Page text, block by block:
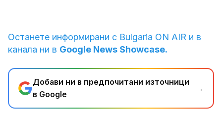
Останете информирани с Bulgaria ON AIR и в
канала ни в Google News Showcase.
Добави ни в предпочитани източници
в Google
→